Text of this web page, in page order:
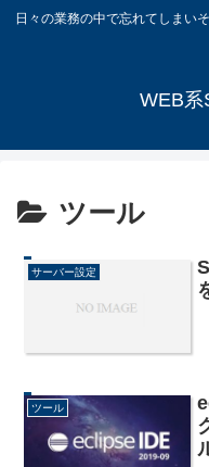
日々の業務の中で忘れてしまい
WEB系
ツール
サーバー設定
ツール